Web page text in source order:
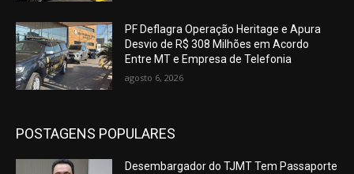
PF Deflagra Operação Heritage e Apura
Desvio de R$ 308 Milhões em Acordo
Entre MT e Empresa de Telefonia
agosto 6, 2026
POSTAGENS POPULARES
Desembargador do TJMT Tem Passaporte